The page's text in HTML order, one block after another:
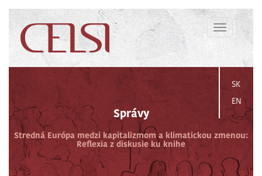
Toggle
navigation
SK
EN
Správy
Stredná Európa medzi kapitalizmom a klimatickou zmenou:
Reflexia z diskusie ku knihe